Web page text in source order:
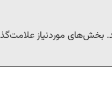
بخش‌های موردنیاز